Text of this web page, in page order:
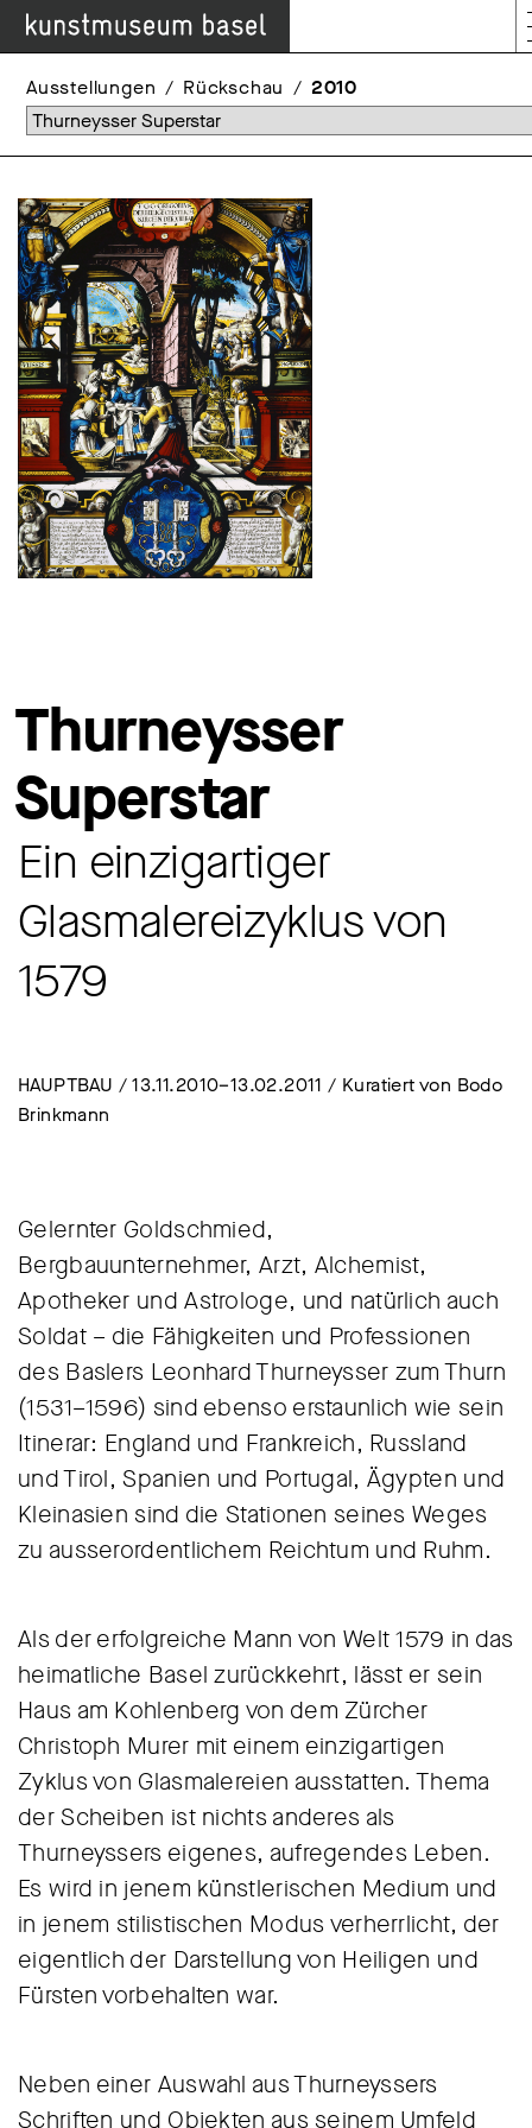
Ausstellungen Rückschau 2010
Thurneysser
Superstar
Ein einzigartiger
Glasmalereizyklus von
1579
HAUPTBAU / 13.11.2010–13.02.2011 / Kuratiert von Bodo
Brinkmann
Gelernter Goldschmied,
Bergbauunternehmer, Arzt, Alchemist,
Apotheker und Astrologe, und natürlich auch
Soldat – die Fähigkeiten und Professionen
des Baslers Leonhard Thurneysser zum Thurn
(1531–1596) sind ebenso erstaunlich wie sein
Itinerar: England und Frankreich, Russland
und Tirol, Spanien und Portugal, Ägypten und
Kleinasien sind die Stationen seines Weges
zu ausserordentlichem Reichtum und Ruhm.
Als der erfolgreiche Mann von Welt 1579 in das
heimatliche Basel zurückkehrt, lässt er sein
Haus am Kohlenberg von dem Zürcher
Christoph Murer mit einem einzigartigen
Zyklus von Glasmalereien ausstatten. Thema
der Scheiben ist nichts anderes als
Thurneyssers eigenes, aufregendes Leben.
Es wird in jenem künstlerischen Medium und
in jenem stilistischen Modus verherrlicht, der
eigentlich der Darstellung von Heiligen und
Fürsten vorbehalten war.
Neben einer Auswahl aus Thurneyssers
Schriften und Objekten aus seinem Umfeld